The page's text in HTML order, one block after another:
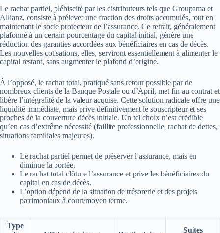
Le rachat partiel, plébiscité par les distributeurs tels que Groupama et
Allianz, consiste à prélever une fraction des droits accumulés, tout en
maintenant le socle protecteur de l’assurance. Ce retrait, généralement
plafonné à un certain pourcentage du capital initial, génère une
réduction des garanties accordées aux bénéficiaires en cas de décès.
Les nouvelles cotisations, elles, serviront essentiellement à alimenter le
capital restant, sans augmenter le plafond d’origine.
À l’opposé, le rachat total, pratiqué sans retour possible par de
nombreux clients de la Banque Postale ou d’April, met fin au contrat et
libère l’intégralité de la valeur acquise. Cette solution radicale offre une
liquidité immédiate, mais prive définitivement le souscripteur et ses
proches de la couverture décès initiale. Un tel choix n’est crédible
qu’en cas d’extrême nécessité (faillite professionnelle, rachat de dettes,
situations familiales majeures).
Le rachat partiel permet de préserver l’assurance, mais en
diminue la portée.
Le rachat total clôture l’assurance et prive les bénéficiaires du
capital en cas de décès.
L’option dépend de la situation de trésorerie et des projets
patrimoniaux à court/moyen terme.
Type
Suites